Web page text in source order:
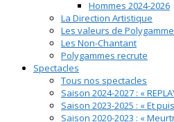
Hommes 2024-2026
La Direction Artistique
Les valeurs de
Les Non-Chantant
Polygammes recrute
Spectacles
Tous nos spectacles
Saison 2024-2027 : «
Saison 2023-2025 : « Et
Saison 2020-2023 : «